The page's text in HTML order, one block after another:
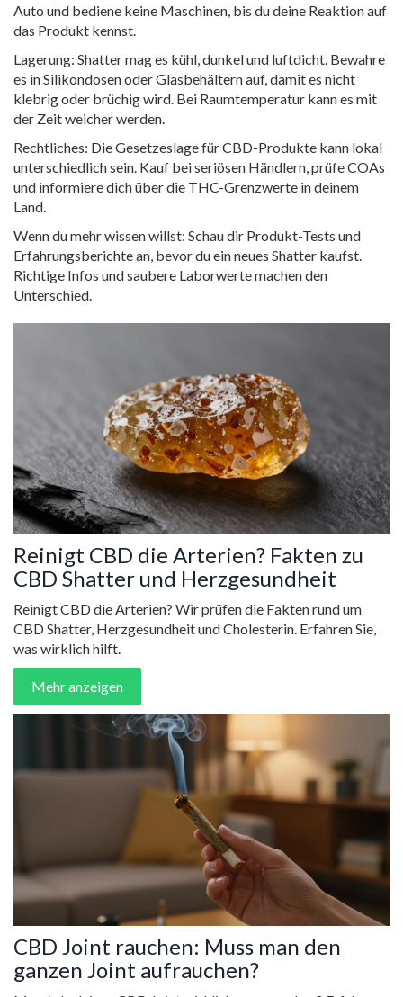
Auto und bediene keine Maschinen, bis du deine Reaktion auf
das Produkt kennst.
Lagerung: Shatter mag es kühl, dunkel und luftdicht. Bewahre
es in Silikondosen oder Glasbehältern auf, damit es nicht
klebrig oder brüchig wird. Bei Raumtemperatur kann es mit
der Zeit weicher werden.
Rechtliches: Die Gesetzeslage für CBD-Produkte kann lokal
unterschiedlich sein. Kauf bei seriösen Händlern, prüfe COAs
und informiere dich über die THC-Grenzwerte in deinem
Land.
Wenn du mehr wissen willst: Schau dir Produkt-Tests und
Erfahrungsberichte an, bevor du ein neues Shatter kaufst.
Richtige Infos und saubere Laborwerte machen den
Unterschied.
Reinigt CBD die Arterien? Fakten zu
CBD Shatter und Herzgesundheit
Reinigt CBD die Arterien? Wir prüfen die Fakten rund um
CBD Shatter, Herzgesundheit und Cholesterin. Erfahren Sie,
was wirklich hilft.
Mehr anzeigen
CBD Joint rauchen: Muss man den
ganzen Joint aufrauchen?